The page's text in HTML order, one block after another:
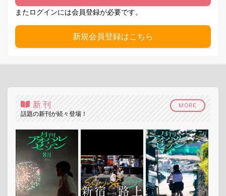
またログインには会員登録が必要です。
新規会員登録はこちら
新刊
話題の新刊が続々登場！
MORE